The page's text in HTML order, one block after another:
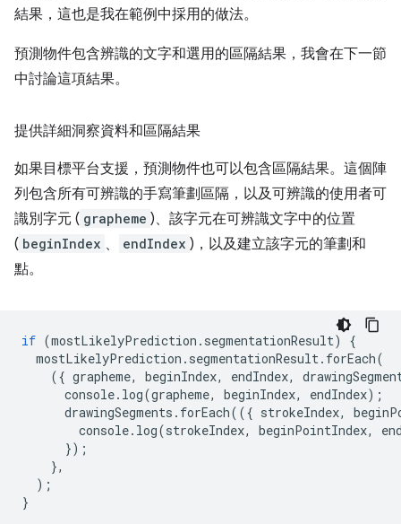
結果，這也是我在範例中採用的做法。
預測物件包含辨識的文字和選用的區隔結果，我會在下一節
中討論這項結果。
提供詳細洞察資料和區隔結果
如果目標平台支援，預測物件也可以包含區隔結果。這個陣
列包含所有可辨識的手寫筆劃區隔，以及可辨識的使用者可
識別字元 ( grapheme )、該字元在可辨識文字中的位置
( beginIndex 、 endIndex )，以及建立該字元的筆劃和
點。
if (mostLikelyPrediction . segmentationResult)
{
mostLikelyPrediction . segmentationResult. forEach(
({ grapheme, beginIndex, endIndex,
console. log(grapheme, beginIndex, endIndex);
drawingSegments . forEach(({ strokeIndex,
console. log(strokeIndex, beginPointIndex,
});
},
);
}